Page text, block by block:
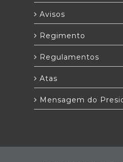
Avisos
Regimento
Regulamentos
Atas
Mensagem do